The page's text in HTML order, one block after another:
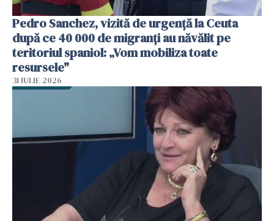
Pedro Sanchez, vizită de urgență la Ceuta
după ce 40 000 de migranți au năvălit pe
teritoriul spaniol: „Vom mobiliza toate
resursele"
31 IULIE 2026